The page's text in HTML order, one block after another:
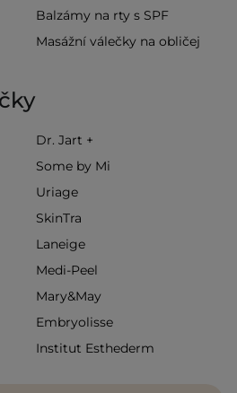
Balzámy na rty s SPF
Masážní válečky na obličej
Dr. Jart +
Some by Mi
Uriage
SkinTra
Laneige
Medi-Peel
Mary&May
Embryolisse
Institut Esthederm